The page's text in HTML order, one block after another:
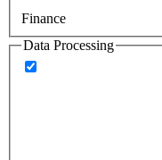
Finance
Data Processing